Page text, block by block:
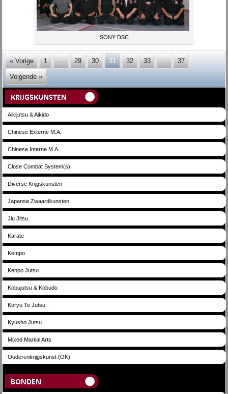
SONY DSC
« Vorige 1 … 29 30 31 32 33 … 37
Volgende »
Aikijutsu & Aikido
Chinese Externe M.A.
Chinese Interne M.A.
Close Combat System(s)
Diverse Krijgskunsten
Japanse Zwaardkunsten
Jiu Jitsu
Karate
Kempo
Kenpo Jutsu
Kobujutsu & Kobudo
Koryu Te Jutsu
Kyusho Jutsu
Mixed Martial Arts
Ouderenkrijgskunst (OK)